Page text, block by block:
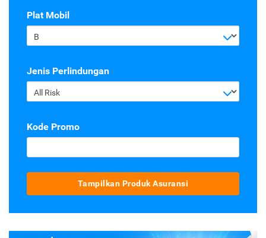
Plat Mobil
B
Jenis Perlindungan
All Risk
Kode Promo
Tampilkan Produk Asuransi